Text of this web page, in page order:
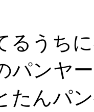
うち
パンヤ
たんパ